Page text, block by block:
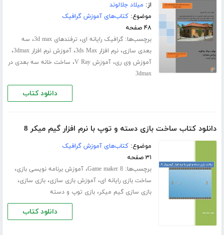
از: میلاد جلالوند
موضوع:کتاب‌های آموزش گرافیک
۴۸ صفحه
برچسب‌ها:گرافیک رایانه ای، ترفندهای 3d max ، سه
بعدی سازی،نرم افزار 3ds Max ،آموزش نرم افزار 3dmax ،
آموزش وی ری،آموزش V Ray ، ساخت خانه سه بعدی در
3dmax
دانلود کتاب
دانلود کتاب ساخت بازی دسته و توپ با نرم افزار گیم میکر 8
موضوع:کتاب‌های آموزش گرافیک
۳۱ صفحه
برچسب‌ها:Game maker 8،آموزش برنامه نویسی بازی،
ساخت بازی رایانه ای،آموزش بازی سازی،بازی سازی،
بازی سازی گیم میکر،بازی توپ و دسته
دانلود کتاب